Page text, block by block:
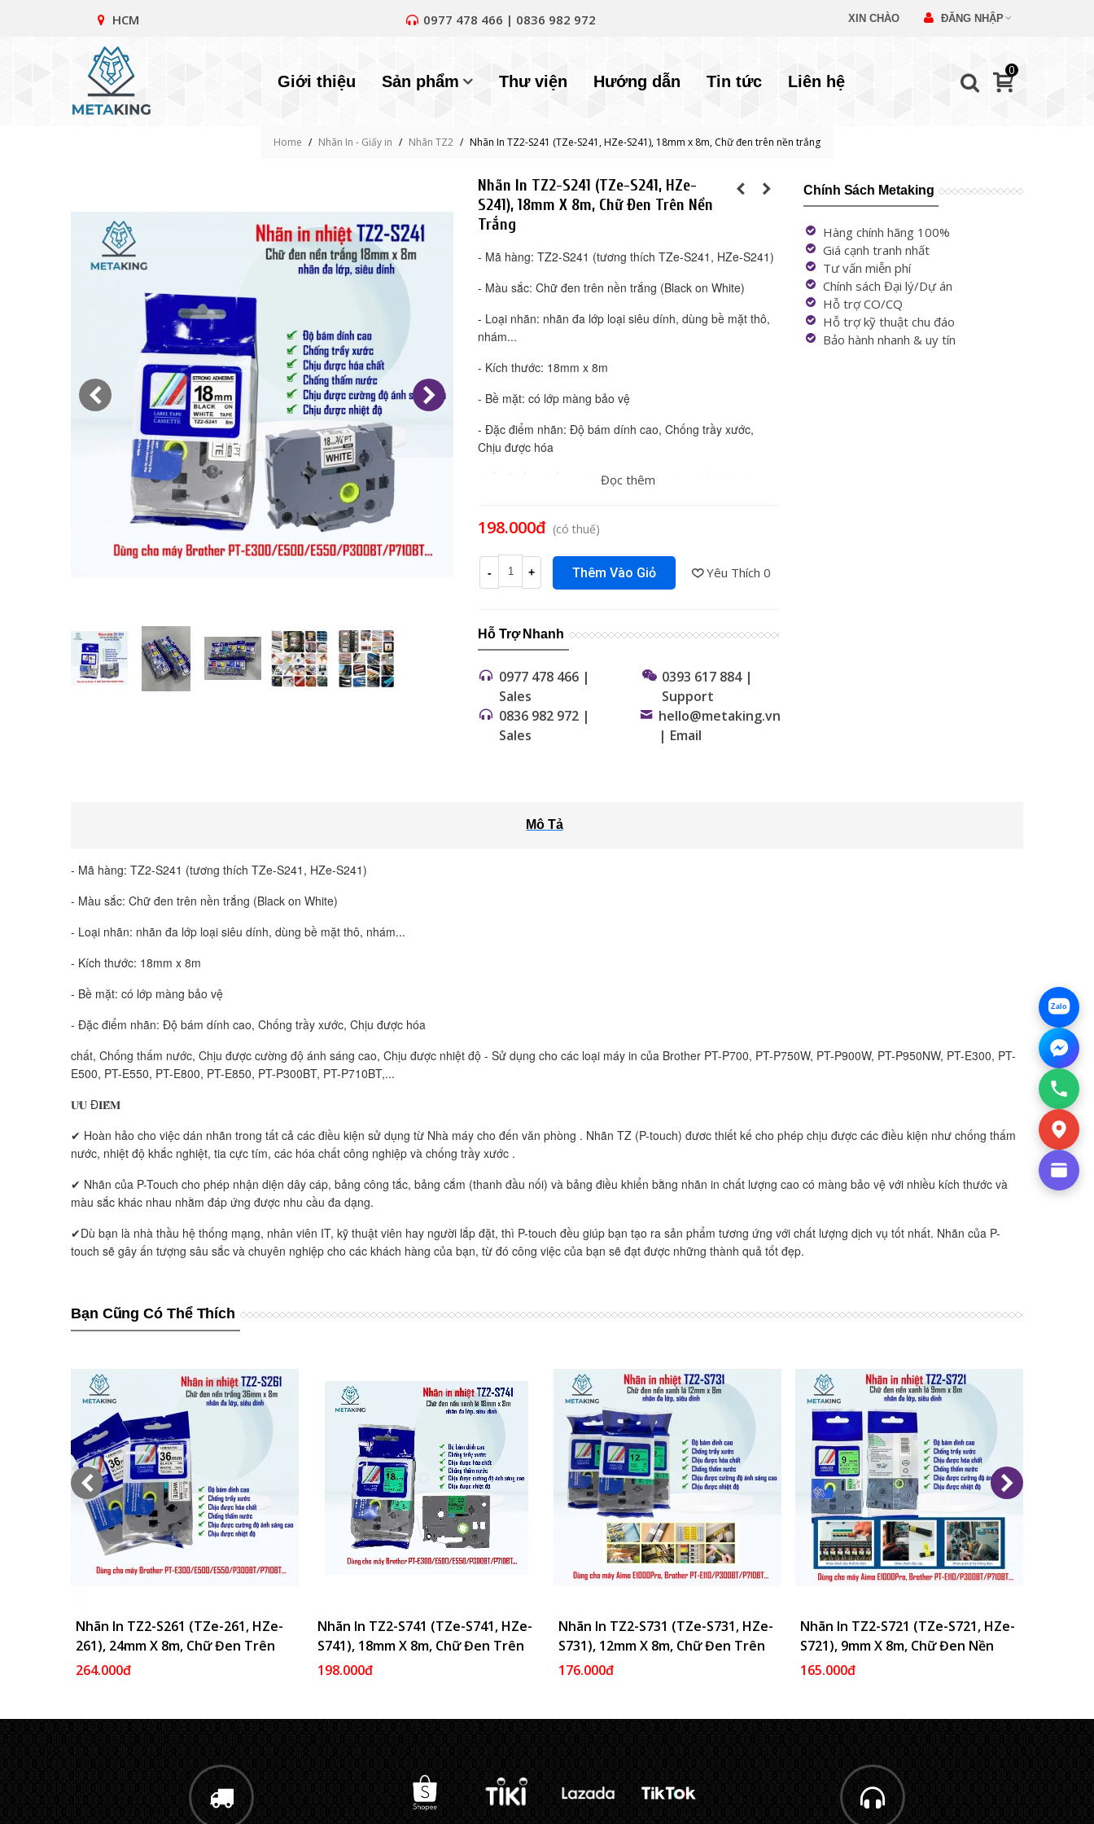
HCM 0977 478 466 | 0836 982 972 XIN CHÀO ĐĂNG NHẬP
Giới thiệu Sản phẩm Thư viện Hướng dẫn Tin tức Liên hệ
0
Home / Nhãn In - Giấy in / Nhãn TZ2 / Nhãn In TZ2-S241 (TZe-S241, HZe-S241), 18mm x 8m, Chữ đen trên nền trắng
Nhãn In TZ2-S241 (TZe-S241, HZe-
S241), 18mm X 8m, Chữ Đen Trên Nền
Trắng
- Mã hàng: TZ2-S241 (tương thích TZe-S241, HZe-S241)
- Màu sắc: Chữ đen trên nền trắng (Black on White)
- Loại nhãn: nhãn đa lớp loại siêu dính, dùng bề mặt thô,
nhám...
- Kích thước: 18mm x 8m
- Bề mặt: có lớp màng bảo vệ
- Đặc điểm nhãn: Độ bám dính cao, Chống trầy xước,
Chịu được hóa
chất, Chống thấm nước, Chịu được cường độ ánh sáng
PT-E300, PT-E500, PT-E550, PT-E800, PT-E850, PT-
Đọc thêm
198.000đ (có thuế)
- + Thêm Vào Giỏ Yêu Thích 0
Hỗ Trợ Nhanh
0977 478 466 |
Sales
0836 982 972 |
Sales
0393 617 884 |
Support
hello@metaking.vn
| Email
Chính Sách Metaking
Hàng chính hãng 100%
Giá cạnh tranh nhất
Tư vấn miễn phí
Chính sách Đại lý/Dự án
Hỗ trợ CO/CQ
Hỗ trợ kỹ thuật chu đáo
Bảo hành nhanh & uy tín
Mô Tả
- Mã hàng: TZ2-S241 (tương thích TZe-S241, HZe-S241)
- Màu sắc: Chữ đen trên nền trắng (Black on White)
- Loại nhãn: nhãn đa lớp loại siêu dính, dùng bề mặt thô, nhám...
- Kích thước: 18mm x 8m
- Bề mặt: có lớp màng bảo vệ
- Đặc điểm nhãn: Độ bám dính cao, Chống trầy xước, Chịu được hóa
chất, Chống thấm nước, Chịu được cường độ ánh sáng cao, Chịu được nhiệt độ - Sử dụng cho các loại máy in của Brother PT-P700, PT-P750W, PT-P900W, PT-P950NW, PT-E300, PT-
E500, PT-E550, PT-E800, PT-E850, PT-P300BT, PT-P710BT,...
𝐔̛𝐔 Đ𝐈𝐄̂̉𝐌
✔ Hoàn hảo cho việc dán nhãn trong tất cả các điều kiện sử dụng từ Nhà máy cho đến văn phòng . Nhãn TZ (P-touch) đươc thiết kế cho phép chịu được các điều kiện như chống thấm
nước, nhiệt độ khắc nghiệt, tia cực tím, các hóa chất công nghiệp và chống trầy xước .
✔ Nhãn của P-Touch cho phép nhận diện dây cáp, bảng công tắc, bảng cắm (thanh đầu nối) và bảng điều khiển bằng nhãn in chất lượng cao có màng bảo vệ với nhiều kích thước và
màu sắc khác nhau nhằm đáp ứng được nhu cầu đa dạng.
✔Dù bạn là nhà thầu hệ thống mạng, nhân viên IT, kỹ thuật viên hay người lắp đặt, thì P-touch đều giúp bạn tạo ra sản phẩm tương ứng với chất lượng dịch vụ tốt nhất. Nhãn của P-
touch sẽ gây ấn tượng sâu sắc và chuyên nghiệp cho các khách hàng của bạn, từ đó công việc của bạn sẽ đạt được những thành quả tốt đẹp.
Bạn Cũng Có Thể Thích
Thêm Vào Giỏ
Nhãn In TZ2-S261 (TZe-261, HZe-
261), 24mm X 8m, Chữ Đen Trên
Nền Trắng
264.000đ
Thêm Vào Giỏ
Nhãn In TZ2-S741 (TZe-S741, HZe-
S741), 18mm X 8m, Chữ Đen Trên
Nền Xanh Lá
198.000đ
Thêm Vào Giỏ
Nhãn In TZ2-S731 (TZe-S731, HZe-
S731), 12mm X 8m, Chữ Đen Trên
Nền Xanh Lá
176.000đ
Thêm Vào Giỏ
Nhãn In TZ2-S721 (TZe-S721, HZe-
S721), 9mm X 8m, Chữ Đen Nền
Xanh Lá
165.000đ
Zalo